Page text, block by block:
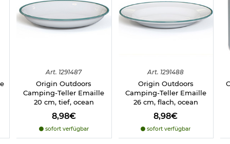
Art. 1291487
Origin Outdoors
Camping-Teller Emaille
20 cm, tief, ocean
8,98€
sofort verfügbar
Art. 1291488
Origin Outdoors
Camping-Teller Emaille
26 cm, flach, ocean
8,98€
sofort verfügbar